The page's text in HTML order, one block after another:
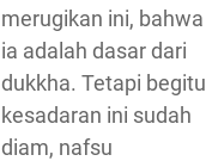
merugikan ini, bahwa
ia adalah dasar dari
dukkha. Tetapi begitu
kesadaran ini sudah
diam, nafsu